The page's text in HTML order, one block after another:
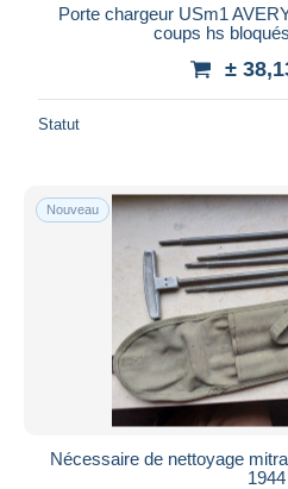
Porte chargeur USm1
coups hs
±
Statut
Nouveau
Nécessaire de nettoyage
1944